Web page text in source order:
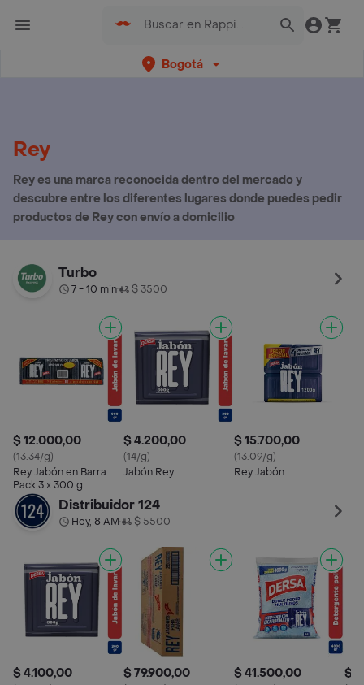
Bogotá
Rey
Rey es una marca reconocida dentro del mercado y
descubre entre los diferentes lugares donde puedes pedir
productos de Rey con envío a domicilio
Turbo
7 - 10 min• $ 3500
$ 12.000,00
(13.34/g)
Rey Jabón en Barra
Pack 3 x 300 g
$ 4.200,00
(14/g)
Jabón Rey
$ 15.700,00
(13.09/g)
Rey Jabón
Distribuidor 124
Hoy, 8 AM• $ 5500
$ 4.100,00 $ 79.900,00 $ 41.500,00 $